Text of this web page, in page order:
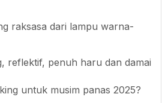
raksasa dari lampu warna-
reflektif, penuh haru dan damai
untuk musim panas 2025?